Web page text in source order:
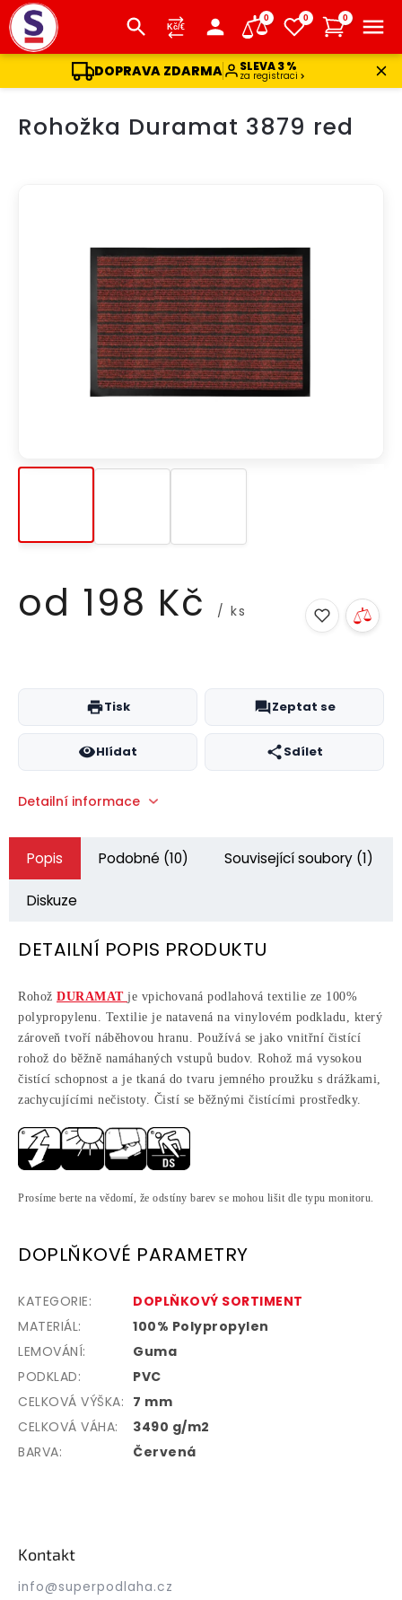
DOPRAVA ZDARMA SLEVA 3 %
za registraci
0 0 0
obsahRohožka Duramat 3879 red
od 198 Kč / ks
Tisk Zeptat se
Hlídat Sdílet
Detailní informace
Popis Podobné (10) Související soubory (1)
Diskuze
DETAILNÍ POPIS PRODUKTU
Rohož DURAMAT je vpichovaná podlahová textilie ze 100%
polypropylenu. Textilie je natavená na vinylovém podkladu, který
zároveň tvoří náběhovou hranu. Používá se jako vnitřní čistící
rohož do běžně namáhaných vstupů budov. Rohož má vysokou
čistící schopnost a je tkaná do tvaru jemného proužku s drážkami,
zachycujícími nečistoty. Čistí se běžnými čistícími prostředky.
Prosíme berte na vědomí, že odstíny barev se mohou lišit dle typu monitoru.
DOPLŇKOVÉ PARAMETRY
KATEGORIE:
DOPLŇKOVÝ SORTIMENT
MATERIÁL:
100% Polypropylen
LEMOVÁNÍ:
Guma
PODKLAD:
PVC
CELKOVÁ VÝŠKA: 7 mm
CELKOVÁ VÁHA:
3490 g/m2
BARVA: Červená
Kontakt
info@superpodlaha.cz